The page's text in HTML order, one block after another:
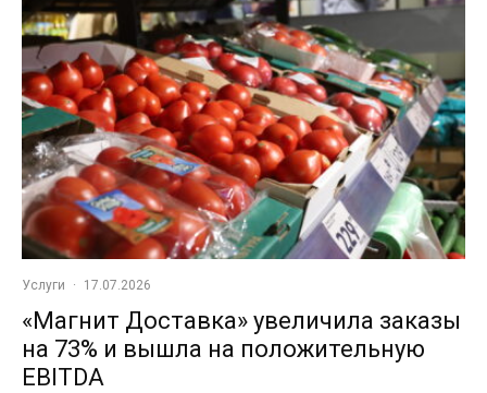
Услуги · 17.07.2026
«Магнит Доставка» увеличила заказы
на 73% и вышла на положительную
EBITDA